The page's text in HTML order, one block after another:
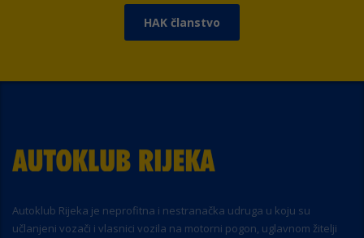
HAK članstvo
Autoklub Rijeka je neprofitna i nestranačka udruga u koju su
učlanjeni vozači i vlasnici vozila na motorni pogon, uglavnom žitelji